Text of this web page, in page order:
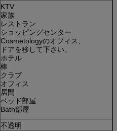
KTV
家族
レストラン
ショッピングセンター
Cosmetologyのオフィス、
ドアを移して下さい、
ホテル
棒
クラブ
オフィス
居間
ベッド部屋
Bath部屋
不透明